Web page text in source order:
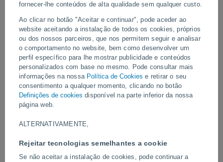
fornecer-lhe conteúdos de alta qualidade sem qualquer custo.
Ao clicar no botão "Aceitar e continuar", pode aceder ao
website aceitando a instalação de todos os cookies, próprios
ou dos nossos parceiros, que nos permitem seguir e analisar
o comportamento no website, bem como desenvolver um
perfil específico para lhe mostrar publicidade e conteúdos
personalizados com base no mesmo. Pode consultar mais
informações na nossa Política de Cookies e retirar o seu
consentimento a qualquer momento, clicando no botão
Definições de cookies disponível na parte inferior da nossa
página web.
ALTERNATIVAMENTE,
Rejeitar tecnologias semelhantes a cookie
Se não aceitar a instalação de cookies, pode continuar a
Uma forte nevasca de primavera
paralisou Val d'Isère, na França! Nas
últimas horas, mais de um metro de
neve caiu
Uma tempestade de neve de primavera está atingindo os Alpes
Franceses, com mais de 1 metro de neve em 24 horas em Val
d'Isère, criando condições perigosas e impactando a infraestrutura
local.
Vídeos
Ontem